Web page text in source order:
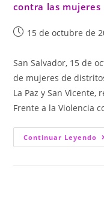
contra las mujeres
15 de octubre de
San Salvador, 15 de
de mujeres de
La Paz y San
Frente a la Violencia
Continuar Leyendo